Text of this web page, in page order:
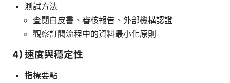
測試方法
查閱白皮書、審核報告、外部機構認證
觀察訂閱流程中的資料最小化原則
4) 速度與穩定性
指標要點